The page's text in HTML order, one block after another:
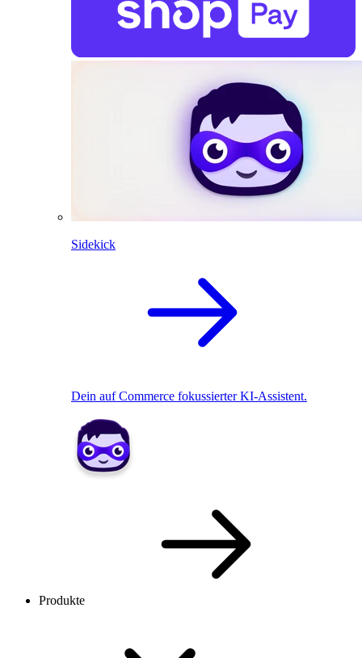
Sidekick
Dein auf Commerce fokussierter KI-Assistent.
Produkte